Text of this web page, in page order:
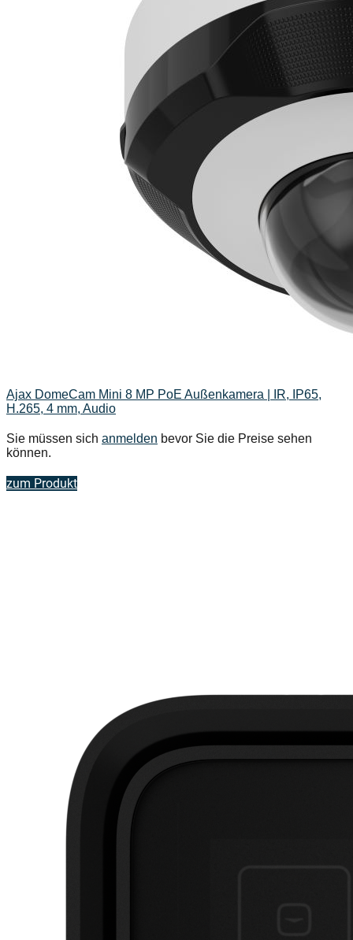
Ajax DomeCam Mini 8 MP PoE Außenkamera | IR, IP65,
H.265, 4 mm, Audio
Sie müssen sich anmelden bevor Sie die Preise sehen
können.
zum Produkt